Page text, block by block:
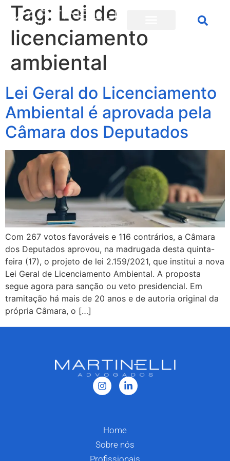
Tag: Lei de
licenciamento
ambiental
Lei Geral do Licenciamento
Ambiental é aprovada pela
Câmara dos Deputados
Com 267 votos favoráveis e 116 contrários, a Câmara
dos Deputados aprovou, na madrugada desta quinta-
feira (17), o projeto de lei 2.159/2021, que institui a nova
Lei Geral de Licenciamento Ambiental. A proposta
segue agora para sanção ou veto presidencial. Em
tramitação há mais de 20 anos e de autoria original da
própria Câmara, o […]
Home
Sobre nós
Profissionais